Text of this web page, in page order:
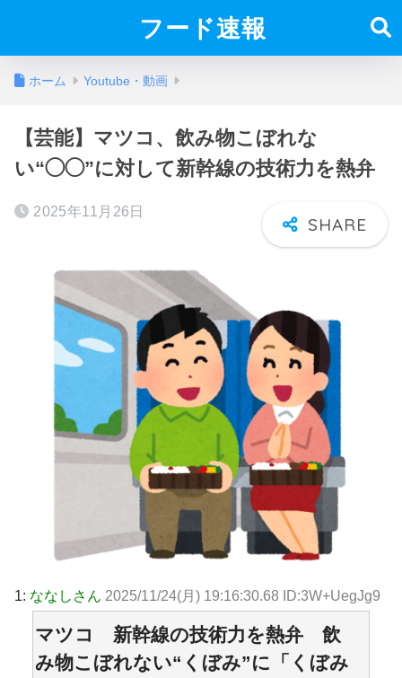
フード速報
ホーム Youtube・動画
【芸能】マツコ、飲み物こぼれな
い“◯◯”に対して新幹線の技術力を熱弁
2025年11月26日
1: ななしさん 2025/11/24(月) 19:16:30.68 ID:3W+UegJg9
マツコ 新幹線の技術力を熱弁 飲
み物こぼれない“くぼみ”に「くぼみ